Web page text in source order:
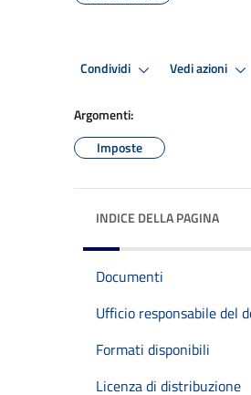
Condividi Vedi azioni
Argomenti:
Imposte
INDICE DELLA PAGINA
Documenti
Ufficio responsabile del
Formati disponibili
Licenza di distribuzione